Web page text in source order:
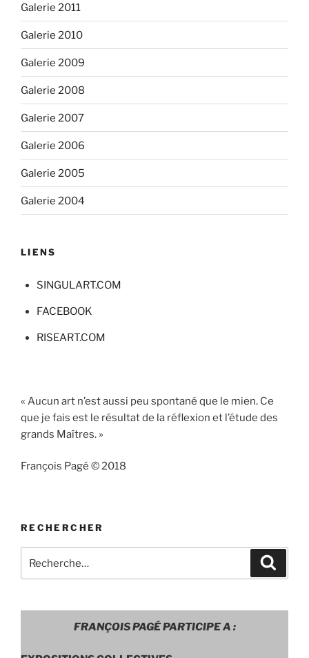
Galerie 2011
Galerie 2010
Galerie 2009
Galerie 2008
Galerie 2007
Galerie 2006
Galerie 2005
Galerie 2004
LIENS
SINGULART.COM
FACEBOOK
RISEART.COM
« Aucun art n’est aussi peu spontané que le mien. Ce
que je fais est le résultat de la réflexion et l’étude des
grands Maîtres. »
François Pagé © 2018
RECHERCHER
pour
FRANÇOIS PAGÉ PARTICIPE A :